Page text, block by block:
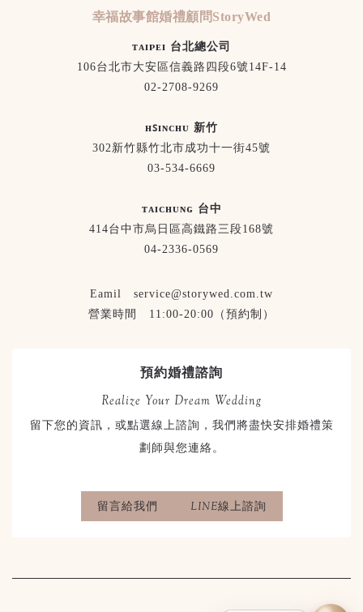
幸福故事館婚禮顧問StoryWed
ᴛᴀɪᴘᴇɪ 台北總公司
106台北市大安區信義路四段6號14F-14
02-2708-9269
ʜꜱɪɴᴄʜᴜ 新竹
302新竹縣竹北市成功十一街45號
03-534-6669
ᴛᴀɪᴄʜᴜɴɢ 台中
414台中市烏日區高鐵路三段168號
04-2336-0569
Eamil service@storywed.com.tw
營業時間 11:00-20:00（預約制）
預約婚禮諮詢
Realize Your Dream Wedding
留下您的資訊，或點選線上諮詢，我們將盡快安排婚禮策
劃師與您連絡。
留言給我們 LINE線上諮詢